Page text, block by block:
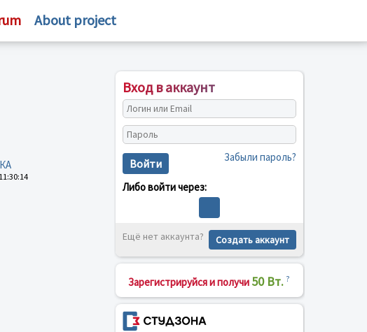
About project
Вход в аккаунт
Войти Забыли пароль?
Либо войти через:
Ещё нет аккаунта? Создать аккаунт
Зарегистрируйся и получи 50 Вт. ?